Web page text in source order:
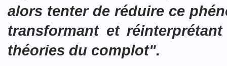
alors tenter de réduire ce
transformant et
théories du complot".